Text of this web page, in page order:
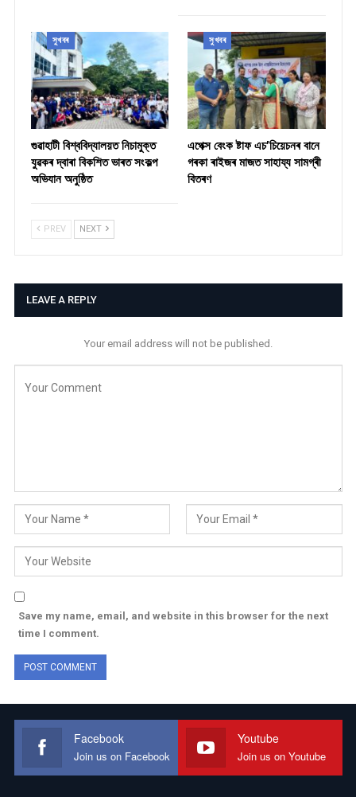
সুখবৰ
গুৱাহাটী বিশ্ববিদ্যালয়ত নিচামুক্ত
যুৱকৰ দ্বাৰা বিকশিত ভাৰত সংকল্প
অভিযান অনুষ্ঠিত
সুখবৰ
​এপেক্স বেংক ষ্টাফ এচ’চিয়েচনৰ বানে
গৰকা ৰাইজৰ মাজত সাহায্য সামগ্ৰী
বিতৰণ ​
PREV NEXT
LEAVE A REPLY
Your email address will not be published.
Save my name, email, and website in this browser for the next
time I comment.
Facebook
Join us on Facebook
Youtube
Join us on Youtube